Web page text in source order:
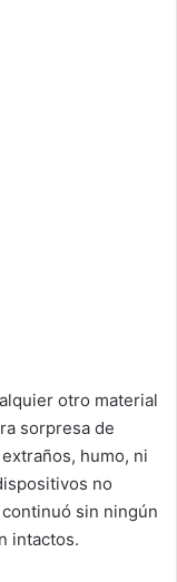
otro material
sorpresa de
humo, ni
no
sin ningún
intactos.